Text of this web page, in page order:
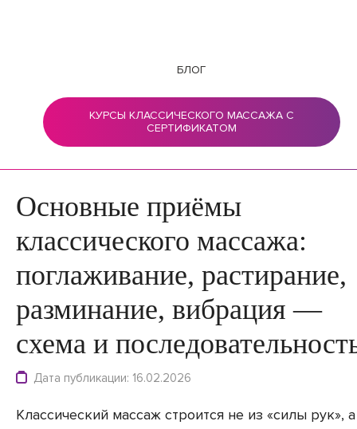
БЛОГ
КУРСЫ КЛАССИЧЕСКОГО МАССАЖА С
СЕРТИФИКАТОМ
Основные приёмы
классического массажа:
поглаживание, растирание,
разминание, вибрация —
схема и
Дата публикации: 16.02.2026
Классический массаж строится не из «силы рук», а